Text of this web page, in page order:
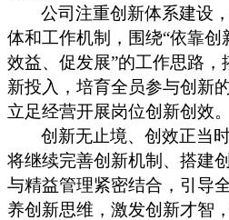
公司注重创新体系建设
体和工作机制，围绕“依靠创
效益、促发展”的工作思路，
新投入，培育全员参与创新
立足经营开展岗位创新创效。
创新无止境、创效正当
将继续完善创新机制、搭建
与精益管理紧密结合，引导
养创新思维，激发创新才智